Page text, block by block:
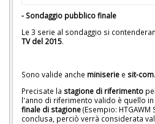
- Sondaggio pubblico finale
Le 3 serie al sondaggio si
TV del 2015.
Sono valide anche miniserie e sit-com.
Precisate la stagione di riferimento
l'anno di riferimento valido è quello
finale di stagione(Esempio: HTGAWM
conclusa, perciò verrà considerata